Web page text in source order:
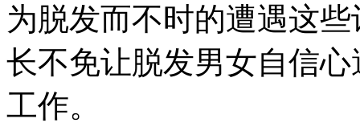
为脱发而不时的遭遇这
长不免让脱发男女自信
工作。